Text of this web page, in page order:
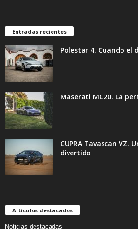
Entradas recientes
Polestar 4. Cuando el
Maserati MC20. La
CUPRA Tavascan VZ.
divertido
Artículos destacados
Noticias destacadas